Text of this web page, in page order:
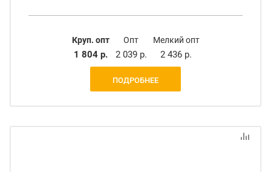
Круп. опт
1 804 р.
Опт
2 039 р.
Мелкий опт
2 436 р.
ПОДРОБНЕЕ